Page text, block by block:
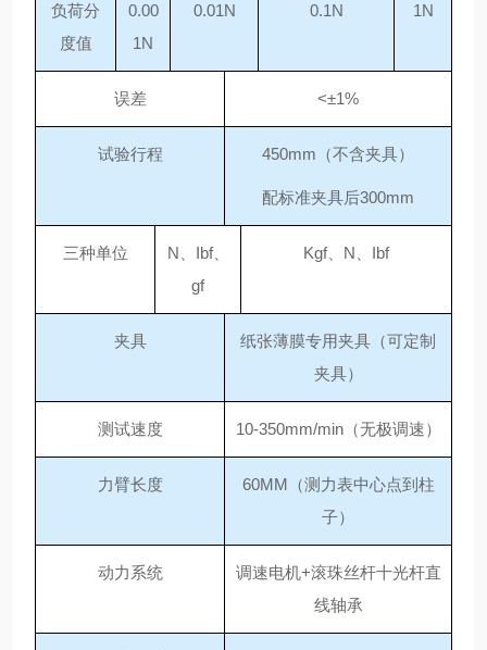
负荷分
度值
0.00
1N
0.01N 0.1N 1N
误差 <±1%
试验行程 450mm（不含夹具）
配标准夹具后300mm
三种单位
N、Ibf、
gf
Kgf、N、Ibf
夹具
纸张薄膜专用夹具（可定制
夹具）
测试速度 10-350mm/min（无极调速）
力臂长度
60MM（测力表中心点到柱
子）
动力系统 调速电机+滚珠丝杆十光杆直
线轴承